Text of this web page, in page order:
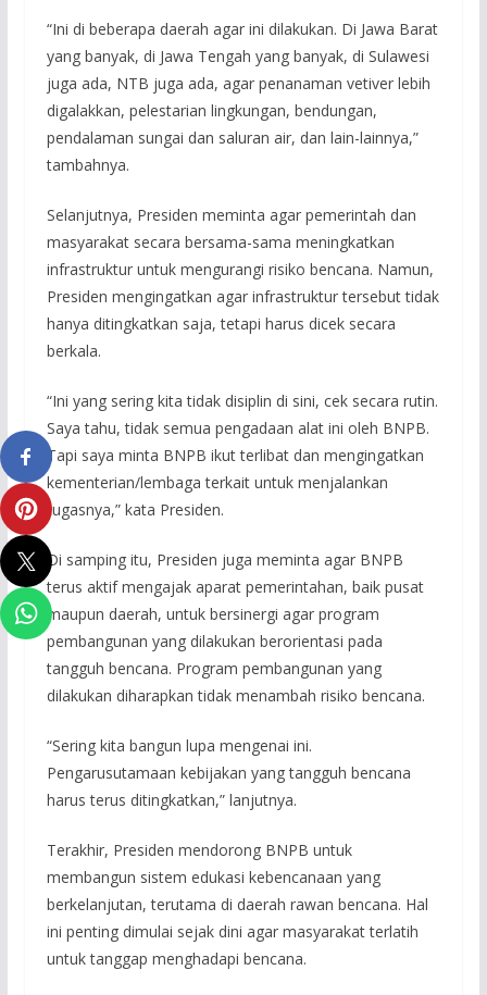
“Ini di beberapa daerah agar ini dilakukan. Di Jawa Barat
yang banyak, di Jawa Tengah yang banyak, di Sulawesi
juga ada, NTB juga ada, agar penanaman vetiver lebih
digalakkan, pelestarian lingkungan, bendungan,
pendalaman sungai dan saluran air, dan lain-lainnya,”
tambahnya.
Selanjutnya, Presiden meminta agar pemerintah dan
masyarakat secara bersama-sama meningkatkan
infrastruktur untuk mengurangi risiko bencana. Namun,
Presiden mengingatkan agar infrastruktur tersebut tidak
hanya ditingkatkan saja, tetapi harus dicek secara
berkala.
“Ini yang sering kita tidak disiplin di sini, cek secara rutin.
Saya tahu, tidak semua pengadaan alat ini oleh BNPB.
Tapi saya minta BNPB ikut terlibat dan mengingatkan
kementerian/lembaga terkait untuk menjalankan
tugasnya,” kata Presiden.
Di samping itu, Presiden juga meminta agar BNPB
terus aktif mengajak aparat pemerintahan, baik pusat
maupun daerah, untuk bersinergi agar program
pembangunan yang dilakukan berorientasi pada
tangguh bencana. Program pembangunan yang
dilakukan diharapkan tidak menambah risiko bencana.
“Sering kita bangun lupa mengenai ini.
Pengarusutamaan kebijakan yang tangguh bencana
harus terus ditingkatkan,” lanjutnya.
Terakhir, Presiden mendorong BNPB untuk
membangun sistem edukasi kebencanaan yang
berkelanjutan, terutama di daerah rawan bencana. Hal
ini penting dimulai sejak dini agar masyarakat terlatih
untuk tanggap menghadapi bencana.